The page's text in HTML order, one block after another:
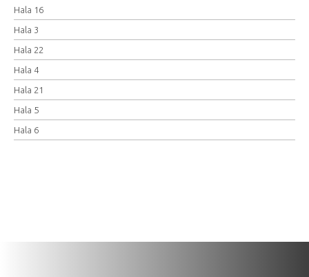
Hala 16
Hala 3
Hala 22
Hala 4
Hala 21
Hala 5
Hala 6